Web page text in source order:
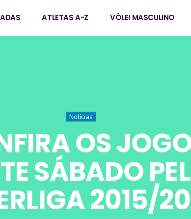
ATLETAS A-Z VÔLEI MASCULINO
Notícias
OS
SÁBADO
2015/